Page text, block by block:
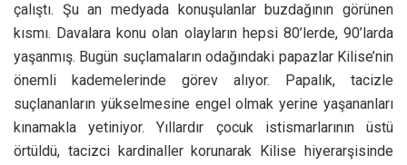
çalıştı. Şu an medyada konuşulanlar buzdağının görünen
kısmı. Davalara konu olan olayların hepsi 80’lerde, 90’larda
yaşanmış. Bugün suçlamaların odağındaki papazlar Kilise’nin
önemli kademelerinde görev alıyor. Papalık, tacizle
suçlananların yükselmesine engel olmak yerine yaşananları
kınamakla yetiniyor. Yıllardır çocuk istismarlarının üstü
örtüldü, tacizci kardinaller korunarak Kilise hiyerarşisinde